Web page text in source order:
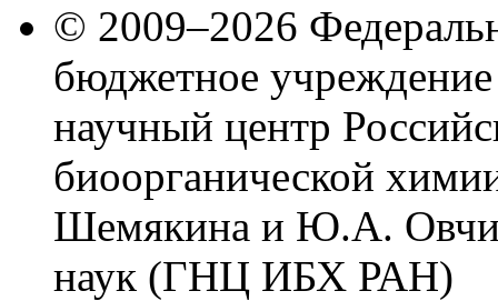
© 2009–2026
бюджетное
научный центр
биоорганической
Шемякина и Ю.А.
наук (ГНЦ ИБХ РАН)